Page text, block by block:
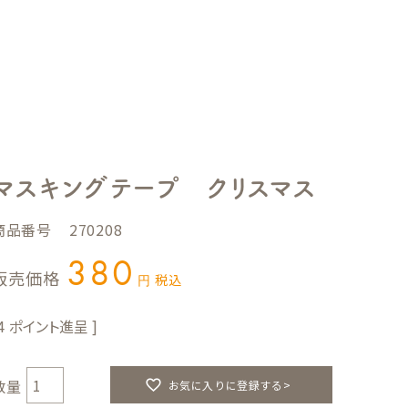
スキングテープ クリスマス
品番号 270208
売価格 380 税込
お気に入りに登録する>